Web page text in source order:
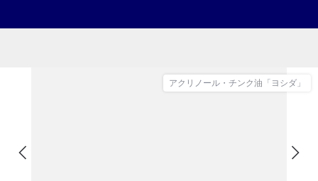
アクリノール・チンク油「ヨシダ」